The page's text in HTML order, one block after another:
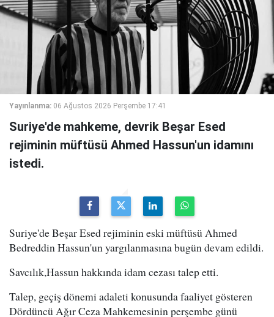
Yayınlanma: 06 Ağustos 2026 Perşembe 17:41
Suriye'de mahkeme, devrik Beşar Esed
rejiminin müftüsü Ahmed Hassun'un idamını
istedi.
Suriye'de Beşar Esed rejiminin eski müftüsü Ahmed
Bedreddin Hassun'un yargılanmasına bugün devam edildi.
Savcılık,Hassun hakkında idam cezası talep etti.
Talep, geçiş dönemi adaleti konusunda faaliyet gösteren
Dördüncü Ağır Ceza Mahkemesinin perşembe günü